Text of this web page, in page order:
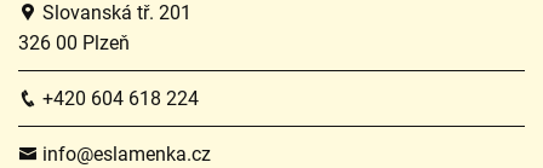
Slovanská tř. 201
326 00 Plzeň
+420 604 618 224
info@eslamenka.cz